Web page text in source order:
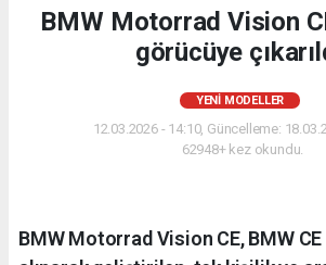
BMW Motorrad Vision
görücüye
YENI MODELLER
12.03.2026 - 14:10, Güncelleme:
62948+ kez okundu.
BMW Motorrad Vision CE, BMW CE